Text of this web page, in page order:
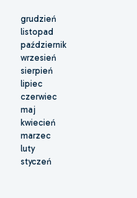
grudzień
listopad
październik
wrzesień
sierpień
lipiec
czerwiec
maj
kwiecień
marzec
luty
styczeń